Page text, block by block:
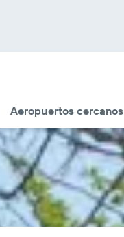
Aeropuertos cercanos